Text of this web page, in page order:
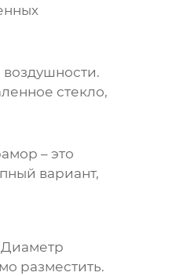
воздушности.
стекло,
– это
вариант,
Диаметр
разместить.